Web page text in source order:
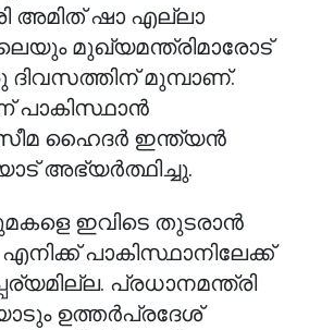
അമിത് ഷാ എല്ലാ
മുഖ്യമന്ത്രിമാരോട്
ദിവസത്തിന് മുമ്പാണ്.
പാകിസ്ഥാൻ
ഹൈദർ ഇന്ത്യൻ
അഭ്യർത്ഥിച്ചു.
ഇവിടെ തുടരാൻ
പാകിസ്ഥാനിലേക്ക്
പ്രധാനമന്ത്രി
ഉത്തർപ്രദേശ്